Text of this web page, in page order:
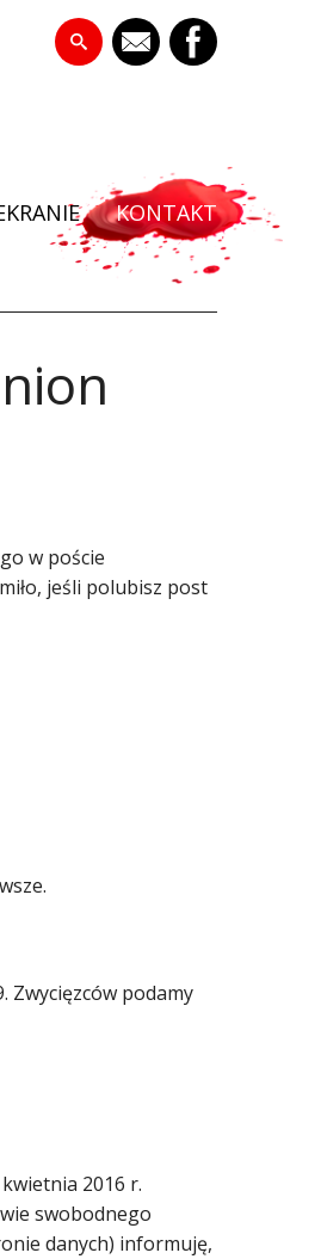
KONTAKT
w poście
jeśli polubisz post
Zwycięzców podamy
2016 r.
swobodnego
danych) informuję,